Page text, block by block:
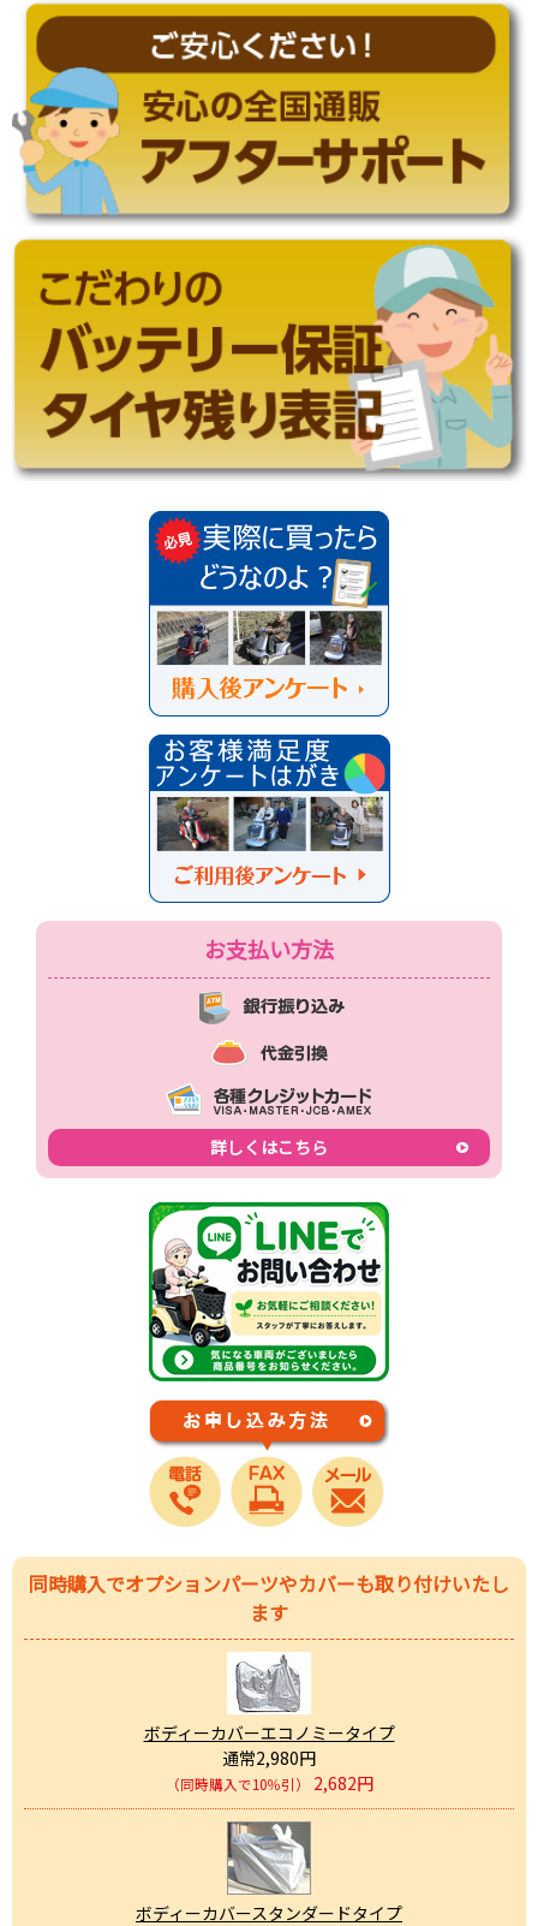
お支払い方法
詳しくはこちら
同時購入でオプションパーツやカバーも取り付けいたし
ます
ボディーカバーエコノミータイプ
通常2,980円
（同時購入で10％引） 2,682円
ボディーカバースタンダードタイプ